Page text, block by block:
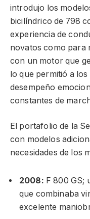
introdujo los
bicilíndrico de 798
experiencia de
novatos como para
con un motor que
lo que permitió a
desempeño
constantes de
El portafolio de la
con modelos
necesidades de los
2008: F 800 GS;
que combinaba
excelente